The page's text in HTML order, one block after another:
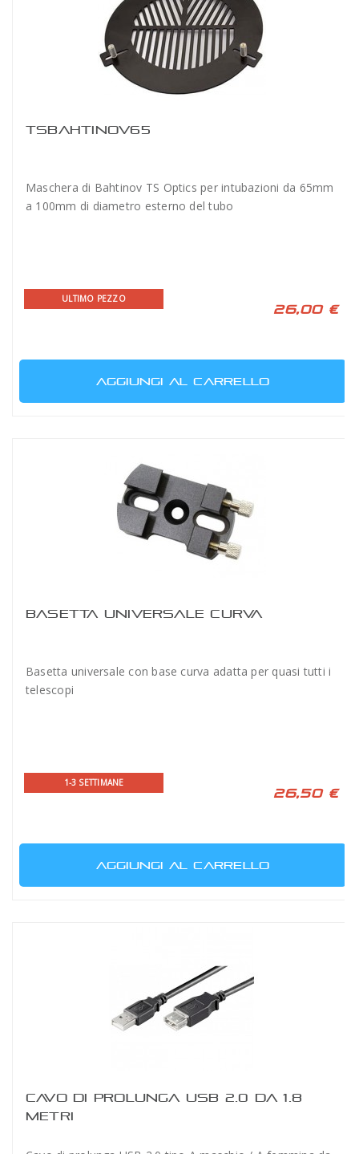
TSBAHTINOV65
Maschera di Bahtinov TS Optics per intubazioni da 65mm
a 100mm di diametro esterno del tubo
ULTIMO PEZZO
26,00 €
AGGIUNGI AL CARRELLO
BASETTA UNIVERSALE CURVA
Basetta universale con base curva adatta per quasi tutti i
telescopi
1-3 SETTIMANE
26,50 €
AGGIUNGI AL CARRELLO
CAVO DI PROLUNGA USB 2.0 DA 1.8
METRI